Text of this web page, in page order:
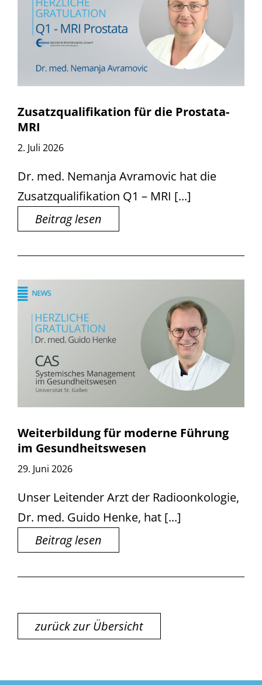
Zusatzqualifikation für die Prostata-
MRI
2. Juli 2026
Dr. med. Nemanja Avramovic hat die
Zusatzqualifikation Q1 – MRI [...]
Beitrag lesen
Weiterbildung für moderne Führung
im Gesundheitswesen
29. Juni 2026
Unser Leitender Arzt der Radioonkologie,
Dr. med. Guido Henke, hat [...]
Beitrag lesen
zurück zur Übersicht